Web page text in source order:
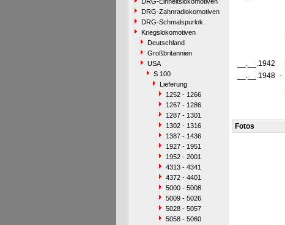
DRG-Zahnradlokomotiven
DRG-Schmalspurlok.
Kriegslokomotiven
Deutschland
Großbritannien
USA
S 100
Lieferung
1252 - 1266
1267 - 1286
1287 - 1301
1302 - 1316
1387 - 1436
1927 - 1951
1952 - 2001
4313 - 4341
4372 - 4401
5000 - 5008
5009 - 5026
5028 - 5057
5058 - 5060
__.__.1942
__.__.1948 -
Fotos